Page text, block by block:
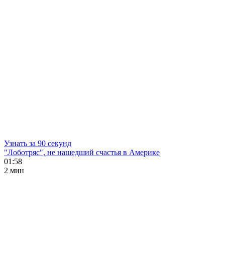
Узнать за 90 секунд
"Лоботряс", не нашедший счастья в Америке
01:58
2 мин